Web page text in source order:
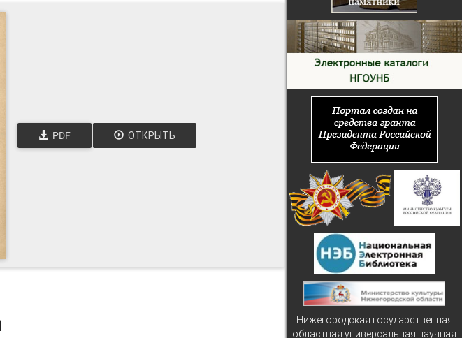
PDF ОТКРЫТЬ
Нижегородская государственная
областная универсальная научная